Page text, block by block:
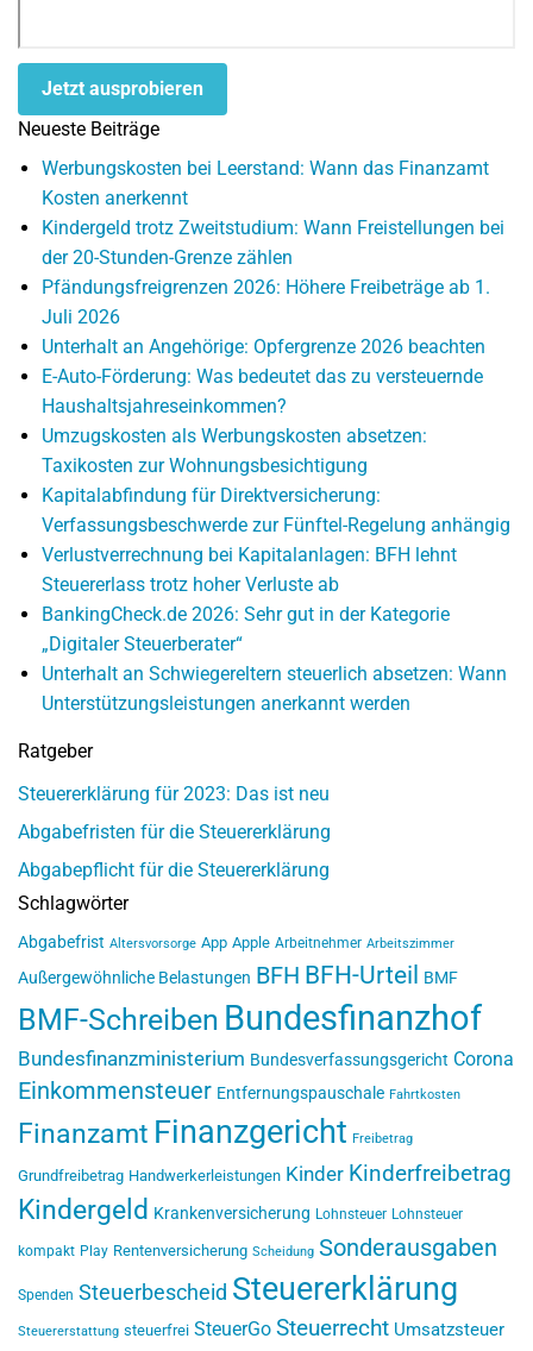
Jetzt ausprobieren
Neueste Beiträge
Werbungskosten bei Leerstand: Wann das Finanzamt
Kosten anerkennt
Kindergeld trotz Zweitstudium: Wann Freistellungen bei
der 20-Stunden-Grenze zählen
Pfändungsfreigrenzen 2026: Höhere Freibeträge ab 1.
Juli 2026
Unterhalt an Angehörige: Opfergrenze 2026 beachten
E-Auto-Förderung: Was bedeutet das zu versteuernde
Haushaltsjahreseinkommen?
Umzugskosten als Werbungskosten absetzen:
Taxikosten zur Wohnungsbesichtigung
Kapitalabfindung für Direktversicherung:
Verfassungsbeschwerde zur Fünftel-Regelung anhängig
Verlustverrechnung bei Kapitalanlagen: BFH lehnt
Steuererlass trotz hoher Verluste ab
BankingCheck.de 2026: Sehr gut in der Kategorie
„Digitaler Steuerberater“
Unterhalt an Schwiegereltern steuerlich absetzen: Wann
Unterstützungsleistungen anerkannt werden
Ratgeber
Steuererklärung für 2023: Das ist neu
Abgabefristen für die Steuererklärung
Abgabepflicht für die Steuererklärung
Schlagwörter
Abgabefrist Altersvorsorge App Apple Arbeitnehmer Arbeitszimmer
Außergewöhnliche Belastungen BFH BFH-Urteil BMF
BMF-Schreiben Bundesfinanzhof
Bundesfinanzministerium Bundesverfassungsgericht Corona
Einkommensteuer Entfernungspauschale Fahrtkosten
Finanzamt Finanzgericht Freibetrag
Grundfreibetrag Handwerkerleistungen Kinder Kinderfreibetrag
Kindergeld Krankenversicherung Lohnsteuer Lohnsteuer
kompakt Play Rentenversicherung Scheidung Sonderausgaben
Spenden Steuerbescheid Steuererklärung
Steuererstattung steuerfrei SteuerGo Steuerrecht Umsatzsteuer